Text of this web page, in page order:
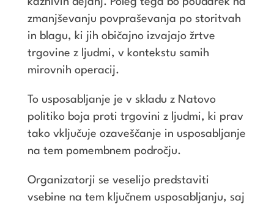
zmanjševanju povpraševanja po storitvah
in blagu, ki jih običajno izvajajo žrtve
trgovine z ljudmi, v kontekstu samih
mirovnih operacij.
To usposabljanje je v skladu z Natovo
politiko boja proti trgovini z ljudmi, ki prav
tako vključuje ozaveščanje in usposabljanje
na tem pomembnem področju.
Organizatorji se veselijo predstaviti
vsebine na tem ključnem usposabljanju, saj